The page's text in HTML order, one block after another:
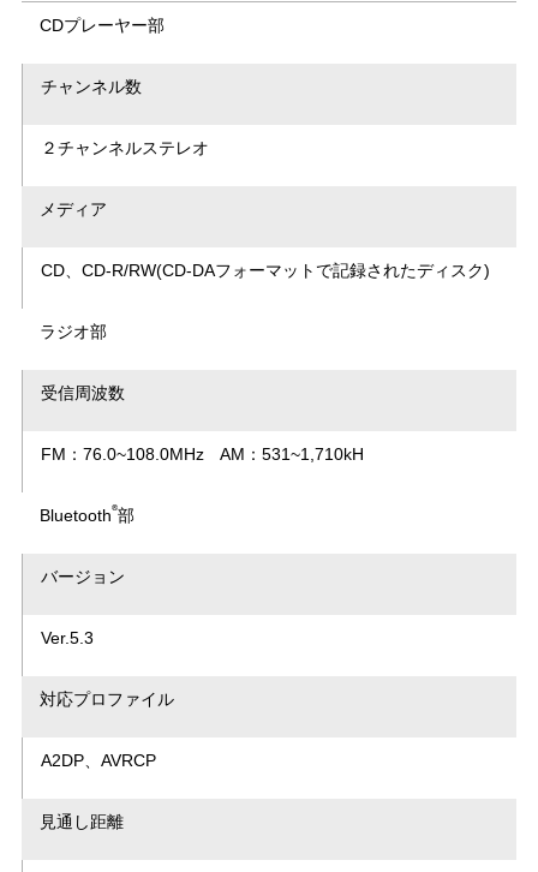
CDプレーヤー部
チャンネル数
２チャンネルステレオ
メディア
CD、CD-R/RW(CD-DAフォーマットで記録されたディスク)
ラジオ部
受信周波数
FM：76.0~108.0MHz AM：531~1,710kH
Bluetooth®部
バージョン
Ver.5.3
対応プロファイル
A2DP、AVRCP
見通し距離